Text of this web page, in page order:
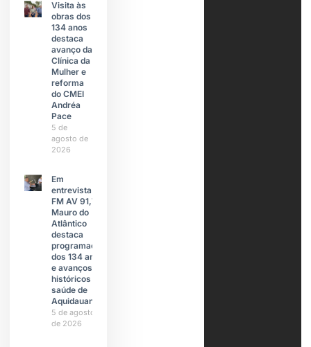
Visita às
obras dos
134 anos
destaca
avanço da
Clínica da
Mulher e
reforma
do CMEI
Andréa
Pace
5 de
agosto de
2026
Em
entrevista à
FM AV 91,7,
Mauro do
Atlântico
destaca
programação
dos 134 anos
e avanços
históricos na
saúde de
Aquidauana
5 de agosto
de 2026